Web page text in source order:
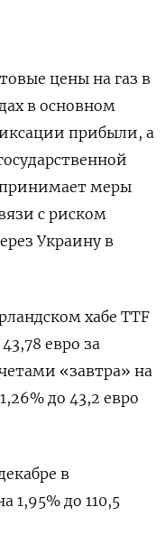
цены на газ в
в основном
прибыли, а
меры
с риском
Украину в
хабе TTF
евро за
«завтра» на
до 43,2 евро
в
1,95% до 110,5